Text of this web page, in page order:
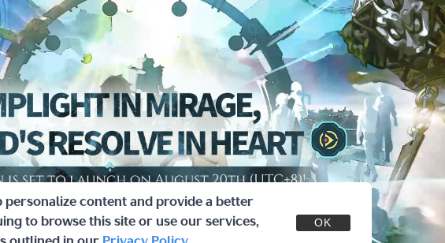
，并且提供了开放世界探索玩法。游戏内有丰富多彩的剧情，精美的
颖的系统玩法。
官方54群 102429533 复制
，并且提供了开放世界探索玩法。游戏内有丰富多彩的剧情，精美的
颖的系统玩法。
官方54群 102429533 复制
personalize content and provide a better
to browse this site or use our services,
OK